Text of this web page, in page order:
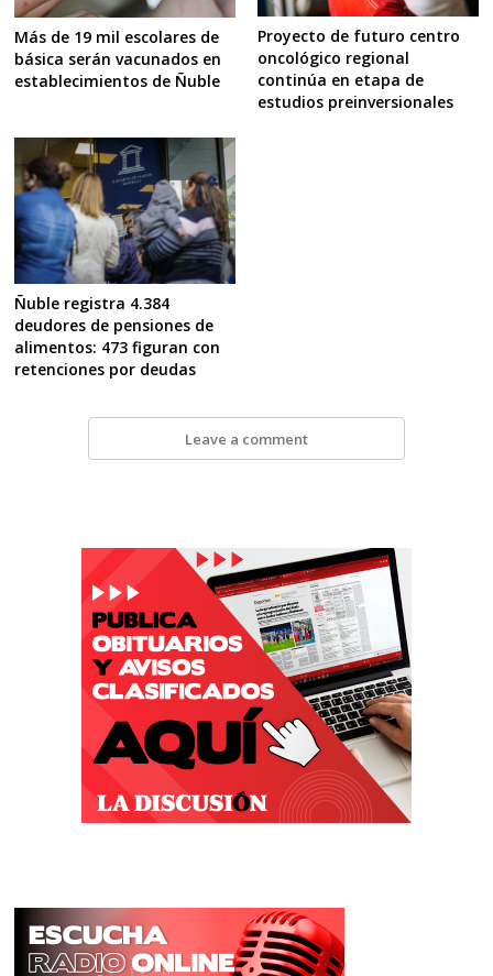
Más de 19 mil escolares de
básica serán vacunados en
establecimientos de Ñuble
Proyecto de futuro centro
oncológico regional
continúa en etapa de
estudios preinversionales
Ñuble registra 4.384
deudores de pensiones de
alimentos: 473 figuran con
retenciones por deudas
Leave a comment